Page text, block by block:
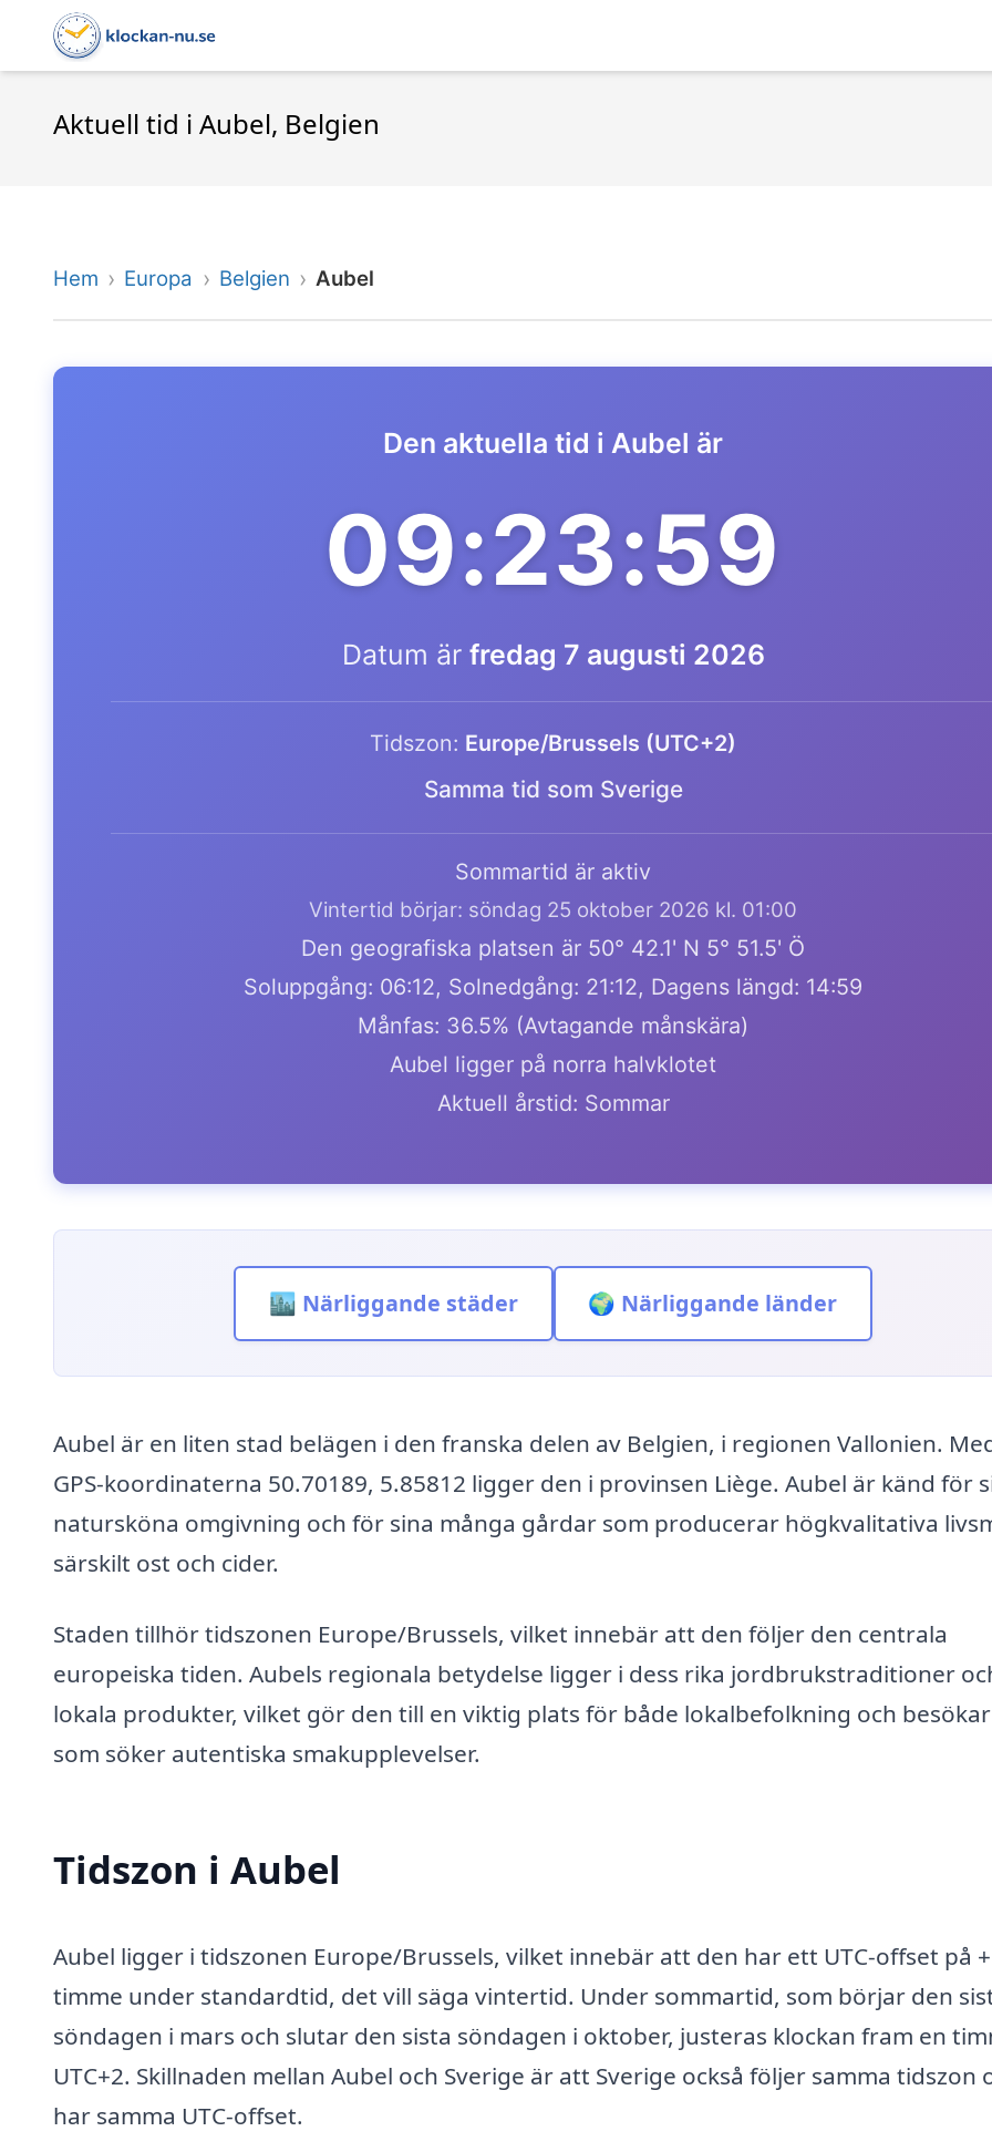
Aktuell tid i Aubel, Belgien
Hem Europa Belgien Aubel
Den aktuella tid i Aubel är
09:23:59
Datum är fredag 7 augusti 2026
Tidszon: Europe/Brussels (UTC+2)
Samma tid som Sverige
Sommartid är aktiv
Vintertid börjar: söndag 25 oktober 2026 kl. 01:00
Den geografiska platsen är 50° 42.1' N 5° 51.5' Ö
Soluppgång: 06:12, Solnedgång: 21:12, Dagens längd: 14:59
Månfas: 36.5% (Avtagande månskära)
Aubel ligger på norra halvklotet
Aktuell årstid: Sommar
🏙️ Närliggande städer 🌍 Närliggande länder
Aubel är en liten stad belägen i den franska delen av Belgien, i regionen Vallonien.
GPS-koordinaterna 50.70189, 5.85812 ligger den i provinsen Liège. Aubel är känd för
natursköna omgivning och för sina många gårdar som producerar högkvalitativa
särskilt ost och cider.
Staden tillhör tidszonen Europe/Brussels, vilket innebär att den följer den centrala
europeiska tiden. Aubels regionala betydelse ligger i dess rika jordbrukstraditioner
lokala produkter, vilket gör den till en viktig plats för både lokalbefolkning och
som söker autentiska smakupplevelser.
Tidszon i Aubel
Aubel ligger i tidszonen Europe/Brussels, vilket innebär att den har ett UTC-offset på
timme under standardtid, det vill säga vintertid. Under sommartid, som börjar den
söndagen i mars och slutar den sista söndagen i oktober, justeras klockan fram en
UTC+2. Skillnaden mellan Aubel och Sverige är att Sverige också följer samma tidszon
har samma UTC-offset.